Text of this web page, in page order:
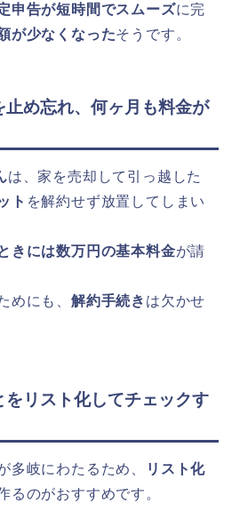
申告が短時間でスムーズに完
が少なくなったそうです。
止め忘れ、何ヶ月も料金が
は、家を売却して引っ越した
ト を解約せず放置してしまい
きには数万円の基本料金が請
めにも、 解約手続き は欠かせ
リスト化してチェックす
多岐にわたるため、
リスト化
るのがおすすめです。